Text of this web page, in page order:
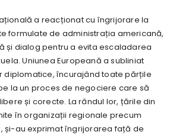
a reacționat cu îngrijorare la
formulate de administrația americană,
și dialog pentru a evita escaladarea
Uniunea Europeană a subliniat
diplomatice, încurajând toate părțile
la un proces de negociere care să
și corecte. La rândul lor, țările din
în organizații regionale precum
și-au exprimat îngrijorarea față de